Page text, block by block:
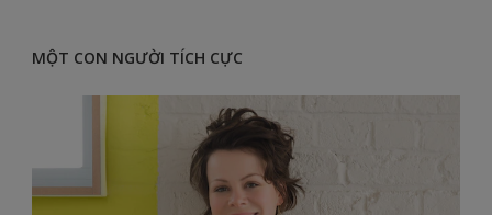
MỘT CON NGƯỜI TÍCH CỰC